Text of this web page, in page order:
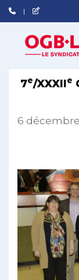
7e/XXXIIe
6 décembre